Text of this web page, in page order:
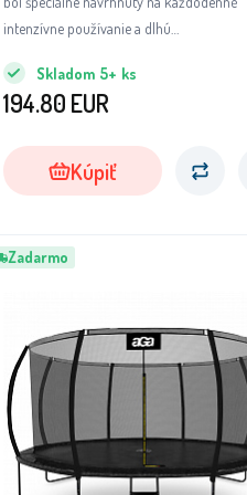
intenzívne používanie a dlhú
patria medzi absolútnu špičku, pokiaľ ide o
kvalitu použitých materiálov a bezchybné
Skladom 5+ ks
194.80 EUR
Kúpiť
Zadarmo